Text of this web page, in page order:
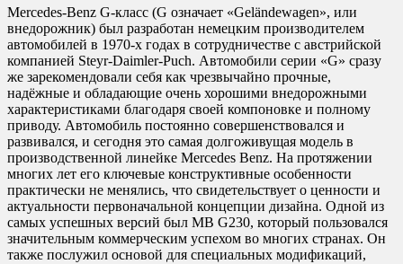
Mercedes-Benz G-класс (G означает «Geländewagen», или
внедорожник) был разработан немецким производителем
автомобилей в 1970-х годах в сотрудничестве с австрийской
компанией Steyr-Daimler-Puch. Автомобили серии «G» сразу
же зарекомендовали себя как чрезвычайно прочные,
надёжные и обладающие очень хорошими внедорожными
характеристиками благодаря своей компоновке и полному
приводу. Автомобиль постоянно совершенствовался и
развивался, и сегодня это самая долгоживущая модель в
производственной линейке Mercedes Benz. На протяжении
многих лет его ключевые конструктивные особенности
практически не менялись, что свидетельствует о ценности и
актуальности первоначальной концепции дизайна. Одной из
самых успешных версий был MB G230, который пользовался
значительным коммерческим успехом во многих странах. Он
также послужил основой для специальных модификаций,